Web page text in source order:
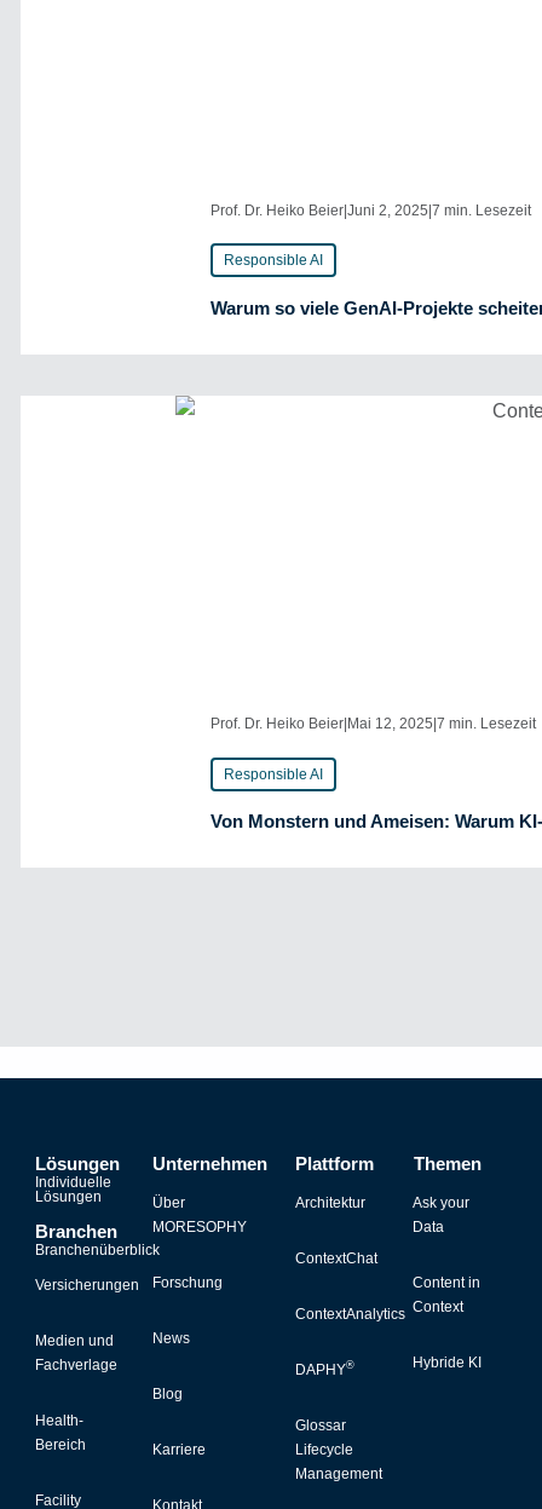
Prof. Dr. Heiko Beier|Juni 2, 2025|7 min. Lesezeit
Responsible AI
Warum so viele GenAI-Projekte
Prof. Dr. Heiko Beier Mai 12, 2025 |7 min. Lesezeit
Responsible AI
Von Monstern und Ameisen: Warum
Lösungen
Individuelle
Lösungen
Branchen
Branchenüberblick
Versicherungen
Medien und
Fachverlage
Health-
Bereich
Facility
Unternehmen
Über
MORESOPHY
Forschung
News
Blog
Karriere
Kontakt
Plattform
Architektur
ContextChat
ContextAnalytics
DAPHY®
Glossar
Lifecycle
Management
Themen
Ask your
Data
Content in
Context
Hybride KI